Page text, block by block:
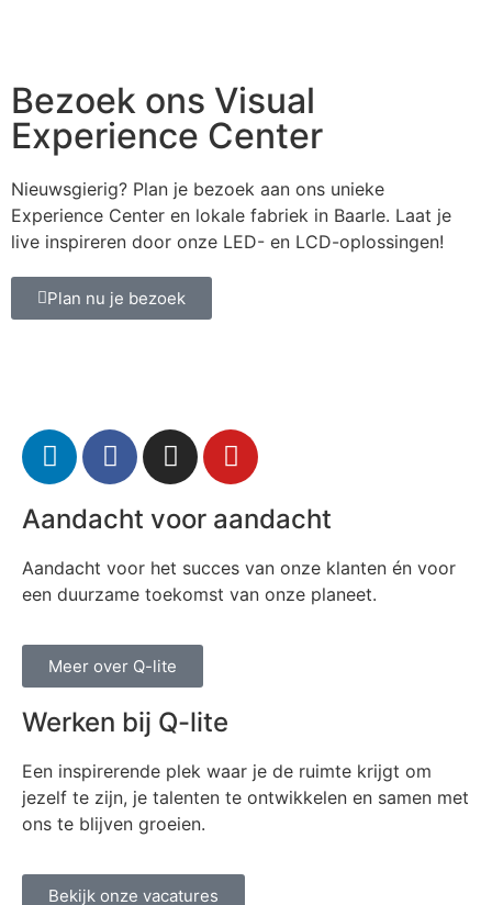
Bezoek ons Visual
Experience Center
Nieuwsgierig? Plan je bezoek aan ons unieke
Experience Center en lokale fabriek in Baarle. Laat je
live inspireren door onze LED- en LCD-oplossingen!
Plan nu je bezoek
Aandacht voor aandacht
Aandacht voor het succes van onze klanten én voor
een duurzame toekomst van onze planeet.
Meer over Q-lite
Werken bij Q-lite
Een inspirerende plek waar je de ruimte krijgt om
jezelf te zijn, je talenten te ontwikkelen en samen met
ons te blijven groeien.
Bekijk onze vacatures